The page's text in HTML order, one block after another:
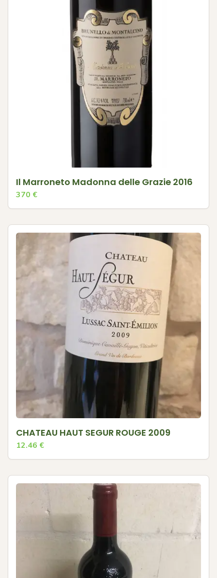
Il Marroneto Madonna delle Grazie 2016
370 €
CHATEAU HAUT SEGUR ROUGE 2009
12.46 €